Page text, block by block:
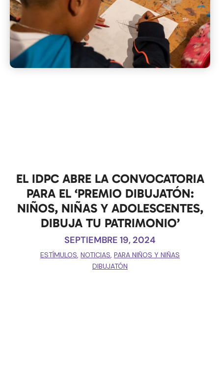
EL IDPC ABRE LA CONVOCATORIA
PARA EL ‘PREMIO DIBUJATÓN:
NIÑOS, NIÑAS Y ADOLESCENTES,
DIBUJA TU PATRIMONIO’
SEPTIEMBRE 19, 2024
ESTÍMULOS, NOTICIAS, PARA NIÑOS Y NIÑAS
DIBUJATÓN